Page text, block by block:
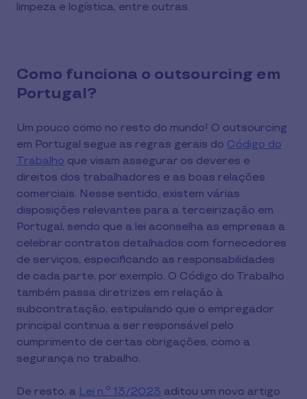
limpeza e logística, entre outras.
Como funciona o outsourcing em
Portugal?
Um pouco como no resto do mundo! O outsourcing
em Portugal segue as regras gerais do Código do
Trabalho que visam assegurar os deveres e
direitos dos trabalhadores e as boas relações
comerciais. Nesse sentido, existem várias
disposições relevantes para a terceirização em
Portugal, sendo que a lei aconselha as empresas a
celebrar contratos detalhados com fornecedores
de serviços, especificando as responsabilidades
de cada parte, por exemplo. O Código do Trabalho
também passa diretrizes em relação à
subcontratação, estipulando que o empregador
principal continua a ser responsável pelo
cumprimento de certas obrigações, como a
segurança no trabalho.
De resto, a Lei n.º 13/2023 aditou um novo artigo